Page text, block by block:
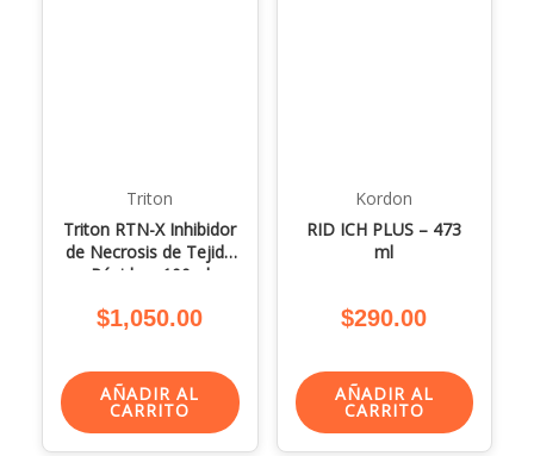
Triton
Triton RTN-X Inhibidor
de Necrosis de Tejido
Rápida – 100ml
$1,050.00
AÑADIR AL
CARRITO
Kordon
RID ICH PLUS – 473
ml
$290.00
AÑADIR AL
CARRITO